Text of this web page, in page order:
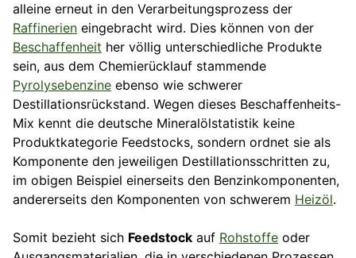
alleine erneut in den Verarbeitungsprozess der
Raffinerien eingebracht wird. Dies können von der
Beschaffenheit her völlig unterschiedliche Produkte
sein, aus dem Chemierücklauf stammende
Pyrolysebenzine ebenso wie schwerer
Destillationsrückstand. Wegen dieses Beschaffenheits-
Mix kennt die deutsche Mineralölstatistik keine
Produktkategorie Feedstocks, sondern ordnet sie als
Komponente den jeweiligen Destillationsschritten zu,
im obigen Beispiel einerseits den Benzinkomponenten,
andererseits den Komponenten von schwerem Heizöl.
Somit bezieht sich Feedstock auf Rohstoffe oder